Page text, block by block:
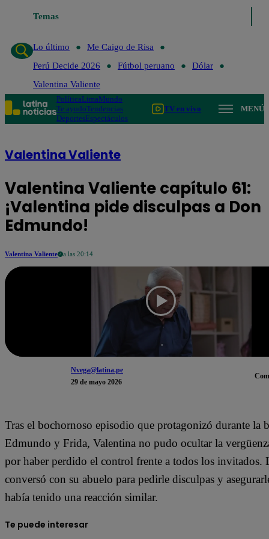
Temas
Lo último
Me Caigo de Risa
Perú Decide 2026
Fútbol peruano
Dólar
Valentina Valiente
PolíticaLimaMundo
Te ayudoTendencias
DeportesEspectáculos
TV en vivo MENÚ
Valentina Valiente
Valentina Valiente capítulo 61:
¡Valentina pide disculpas a Don
Edmundo!
Valentina Valiente a las 20:14
Nvega@latina.pe
29 de mayo 2026
Tras el bochornoso episodio que protagonizó durante la
Edmundo y Frida, Valentina no pudo ocultar la
por haber perdido el control frente a todos los invitados.
conversó con su abuelo para pedirle disculpas y
había tenido una reacción similar.
Te puede interesar